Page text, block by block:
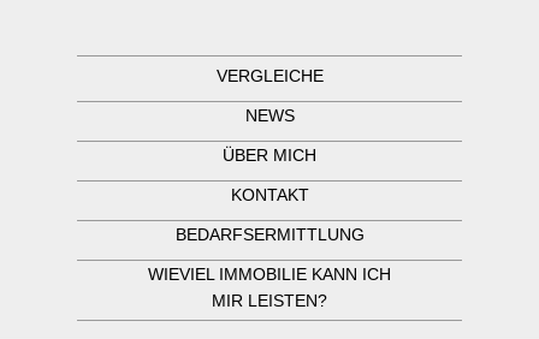
VERGLEICHE
NEWS
ÜBER MICH
KONTAKT
BEDARFSERMITTLUNG
WIEVIEL IMMOBILIE KANN ICH
MIR LEISTEN?